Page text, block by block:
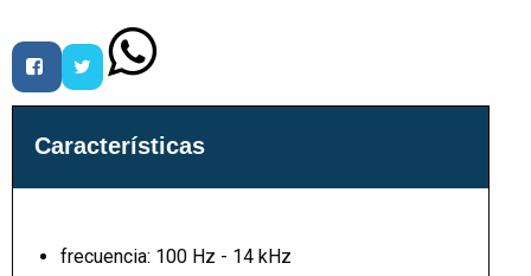
Características
frecuencia: 100 Hz - 14 kHz